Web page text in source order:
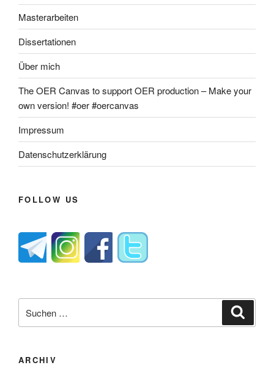
Masterarbeiten
Dissertationen
Über mich
The OER Canvas to support OER production – Make your
own version! #oer #oercanvas
Impressum
Datenschutzerklärung
FOLLOW US
nach:
ARCHIV